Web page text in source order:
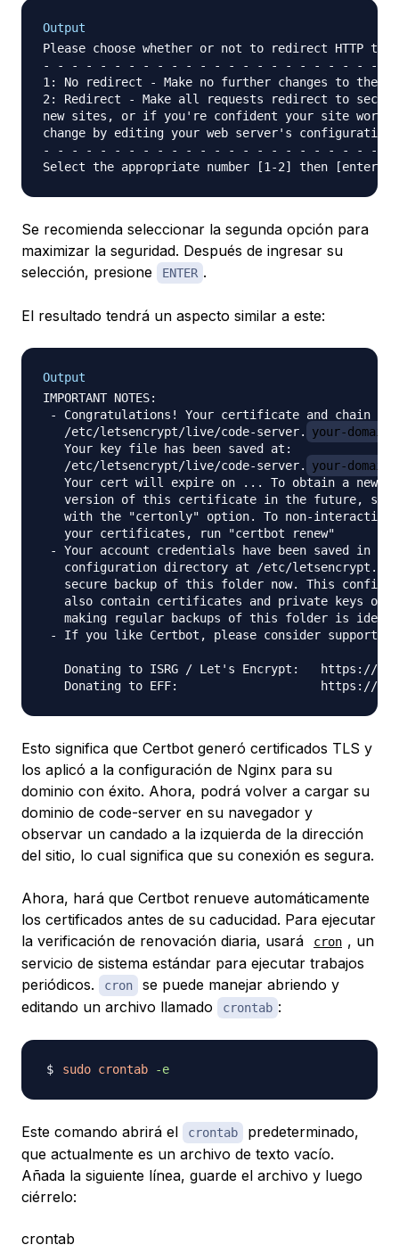
Output
Please choose whether or not to redirect HTTP
- - - - - - - - - - - - - - - - - - - - - - - -
1: No redirect - Make no further changes to the
2: Redirect - Make all requests redirect to secure
new sites, or if you're confident your site works
change by editing your web server's configuration.
- - - - - - - - - - - - - - - - - - - - - - - -
Se recomienda seleccionar la segunda opción para
maximizar la seguridad. Después de ingresar su
selección, presione
ENTER .
El resultado tendrá un aspecto similar a este:
Output
IMPORTANT NOTES:
- Congratulations! Your certificate and chain
   /etc/letsencrypt/live/code-server.
your-domain
   Your key file has been saved at:
   /etc/letsencrypt/live/code-server.
your-domain
Your cert will expire on ... To obtain a new
version of this certificate in the future,
with the "certonly" option. To non-
   your certificates, run "certbot renew"
- Your account credentials have been saved in
configuration directory at /etc/letsencrypt.
secure backup of this folder now. This
also contain certificates and private keys
   making regular backups of this folder is ideal.
- If you like Certbot, please consider
Donating to ISRG / Let's Encrypt:   https://
Esto significa que Certbot generó certificados TLS y
los aplicó a la configuración de Nginx para su
dominio con éxito. Ahora, podrá volver a cargar su
dominio de code-server en su navegador y
observar un candado a la izquierda de la dirección
del sitio, lo cual significa que su conexión es segura.
Ahora, hará que Certbot renueve automáticamente
los certificados antes de su caducidad. Para ejecutar
la verificación de renovación diaria, usará
cron , un
servicio de sistema estándar para ejecutar trabajos
periódicos.
cron
se puede manejar abriendo y
editando un archivo llamado
crontab :
sudo crontab -e
Este comando abrirá el crontab
predeterminado,
que actualmente es un archivo de texto vacío.
Añada la siguiente línea, guarde el archivo y luego
ciérrelo:
crontab